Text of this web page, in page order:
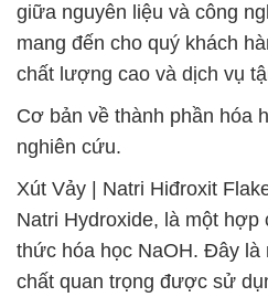
giữa nguyên liệu và công
mang đến cho quý khách
chất lượng cao và dịch vụ
Cơ bản về thành phần hóa
nghiên cứu.
Xút Vảy | Natri Hiđroxit
Natri Hydroxide, là một hợp
thức hóa học NaOH. Đây là
chất quan trọng được sử